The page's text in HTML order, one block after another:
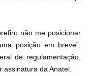
não me posicionar
posição em breve”,
de regulamentação,
da Anatel.